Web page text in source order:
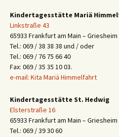
Kindertagesstätte Mariä
Linkstraße 43
65933 Frankfurt am Main – Griesheim
Tel.: 069 / 38 38 38 und / oder
Tel.: 069 / 76 75 66 40
Fax: 069 / 35 35 10 03.
e-mail: Kita Mariä Himmelfahrt
Kindertagesstätte St. Hedwig
Elsterstraße 16
65933 Frankfurt am Main – Griesheim
Tel.: 069 / 39 30 60